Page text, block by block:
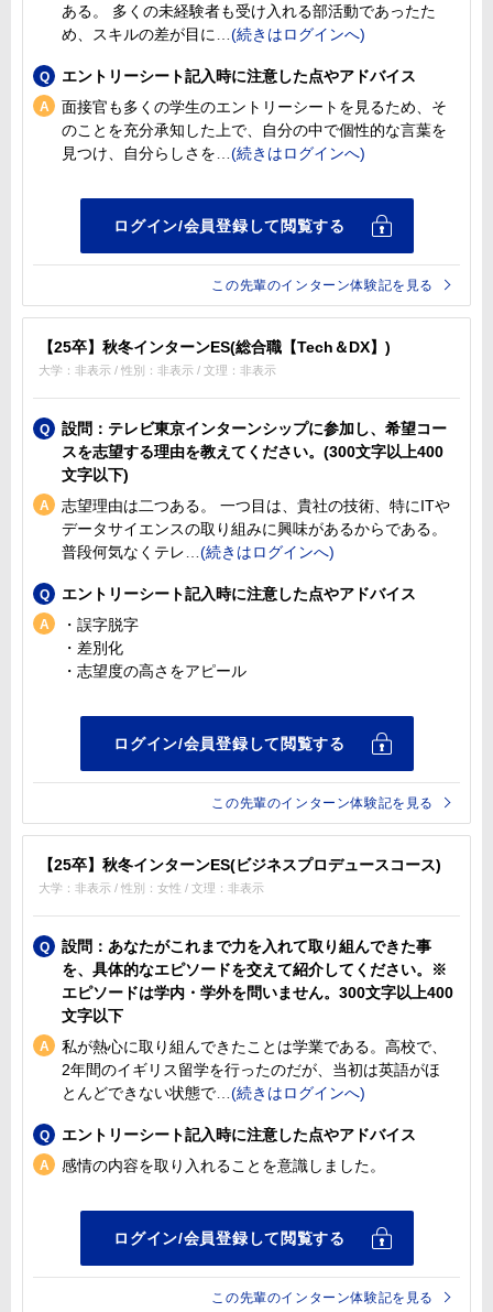
ある。 多くの未経験者も受け入れる部活動であったた
め、スキルの差が目に
エントリーシート記入時に注意した点やアドバイス
面接官も多くの学生のエントリーシートを見るため、そ
のことを充分承知した上で、自分の中で個性的な言葉を
見つけ、自分らしさを
この先輩のインターン体験記を見る
【25卒】秋冬インターンES(総合職【Tech＆DX】)
大学：非表示 / 性別：非表示 / 文理：非表示
設問：テレビ東京インターンシップに参加し、希望コー
スを志望する理由を教えてください。(300文字以上400
文字以下)
志望理由は二つある。 一つ目は、貴社の技術、特にITや
データサイエンスの取り組みに興味があるからである。
普段何気なくテレ
エントリーシート記入時に注意した点やアドバイス
・誤字脱字
・差別化
・志望度の高さをアピール
この先輩のインターン体験記を見る
【25卒】秋冬インターンES(ビジネスプロデュースコース)
大学：非表示 / 性別：女性 / 文理：非表示
設問：あなたがこれまで力を入れて取り組んできた事
を、具体的なエピソードを交えて紹介してください。※
エピソードは学内・学外を問いません。300文字以上400
文字以下
私が熱心に取り組んできたことは学業である。高校で、
2年間のイギリス留学を行ったのだが、当初は英語がほ
とんどできない状態で
エントリーシート記入時に注意した点やアドバイス
感情の内容を取り入れることを意識しました。
この先輩のインターン体験記を見る